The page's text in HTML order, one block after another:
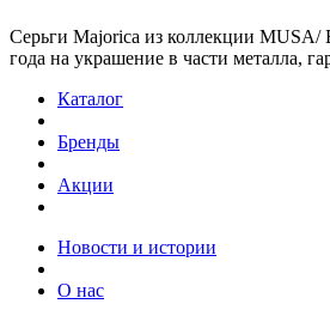
Серьги Majorica из коллекции MUSA/
года на украшение в части металла,
Каталог
Бренды
Акции
Новости и истории
О нас